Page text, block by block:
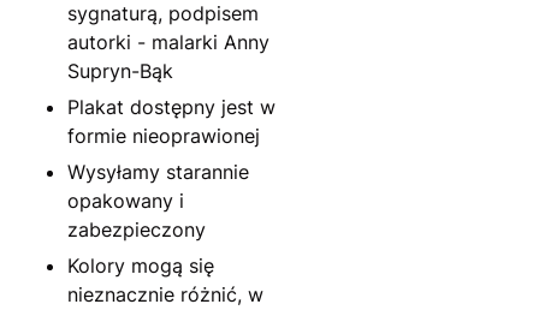
sygnaturą, podpisem
autorki - malarki Anny
Supryn-Bąk
Plakat dostępny jest w
formie nieoprawionej
Wysyłamy starannie
opakowany i
zabezpieczony
Kolory mogą się
nieznacznie różnić, w